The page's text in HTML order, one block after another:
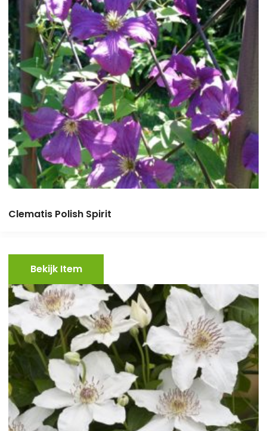
Clematis Polish Spirit
Bekijk Item